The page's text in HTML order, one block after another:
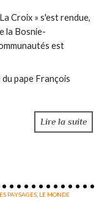
Croix » s'est rendue,
la Bosnie-
est
Lire la suite
PAYSAGES LE MONDE